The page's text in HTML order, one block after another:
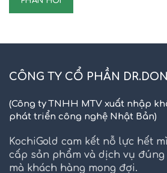
CÔNG TY CỔ PHẦN DR.DON
(Công ty TNHH MTV xuất nhập
phát triển công nghệ Nhật Bản)
KochiGold cam kết nỗ lực hết
cấp sản phẩm và dịch vụ
mà khách hàng mong đợi.